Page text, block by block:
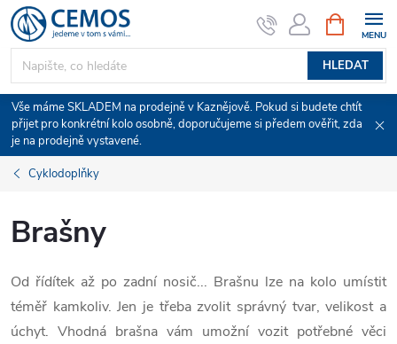
Přejít
na
obsah
HLEDAT
NÁKUPNÍ
KOŠÍK
Vše máme SKLADEM na prodejně v Kaznějově. Pokud si budete chtít
přijet pro konkrétní kolo osobně, doporučujeme si předem ověřit, zda
je na prodejně vystavené.
Cyklodoplňky
Brašny
Od řídítek až po zadní nosič... Brašnu lze na kolo umístit
téměř kamkoliv. Jen je třeba zvolit správný tvar, velikost a
úchyt. Vhodná brašna vám umožní vozit potřebné věci